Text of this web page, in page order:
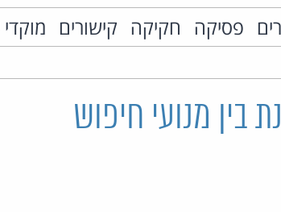
פסיקה חקיקה קישורים
בין מנועי חיפוש